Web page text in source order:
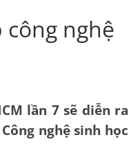
nghệ
lần 7 sẽ diễn ra
nghệ sinh học